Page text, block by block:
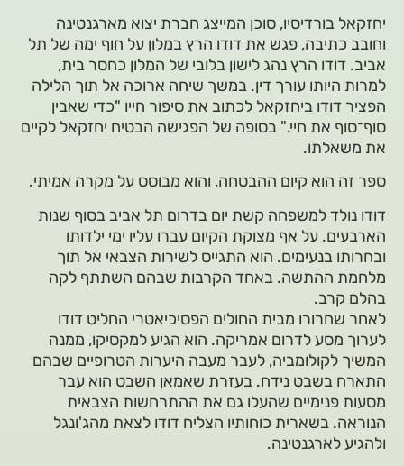
יחזקאל בורדיסיו, סוכן המייצג חברת יצוא מארגנטינה
וחובב כתיבה, פגש את דודו הרץ במלון על חוף ימה של תל
אביב. דודו הרץ נהג לישון בלובי של המלון כחסר בית,
למרות היותו עורך דין. במשך שיחה ארוכה אל תוך הלילה
הפציר דודו ביחזקאל לכתוב את סיפור חייו "כדי שאבין
סוף־סוף את חיי." בסופה של הפגישה הבטיח יחזקאל לקיים
את משאלתו.
ספר זה הוא קיום ההבטחה, והוא מבוסס על מקרה אמיתי.
דודו נולד למשפחה קשת יום בדרום תל אביב בסוף שנות
הארבעים. על אף מצוקת הקיום עברו עליו ימי ילדותו
ובחרותו בנעימים. הוא התגייס לשירות הצבאי אל תוך
מלחמת ההתשה. באחד הקרבות שבהם השתתף לקה
בהלם קרב.
לאחר שחרורו מבית החולים הפסיכיאטרי החליט דודו
לערוך מסע לדרום אמריקה. הוא הגיע למקסיקו, ממנה
המשיך לקולומביה, לעבר מעבה היערות הטרופיים שבהם
התארח בשבט נידח. בעזרת שאמאן השבט הוא עבר
מסעות פנימיים שהעלו גם את ההתרחשות הצבאית
הנוראה. בשארית כוחותיו הצליח דודו לצאת מהג'ונגל
ולהגיע לארגנטינה.